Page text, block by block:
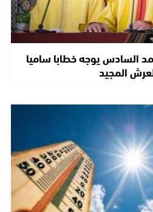
السادس يوجه خطابا ساميا
المجيد